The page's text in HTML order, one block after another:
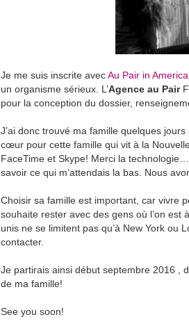
Je me suis inscrite avecAu Pair in America
un organisme sérieux. L’Agence au Pair
pour la conception du dossier,
J’ai donc trouvé ma famille quelques
cœur pour cette famille qui vit à la
FaceTime et Skype! Merci la
savoir ce qui m’attendais la bas. Nous
Choisir sa famille est important, car vivre
souhaite rester avec des gens où l’on est
unis ne se limitent pas qu’à New York ou
contacter.
Je partirais ainsi début septembre 2016 ,
de ma famille!
See you soon!